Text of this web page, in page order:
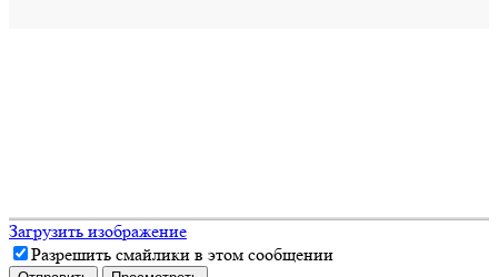
Загрузить изображение
Разрешить смайлики в этом сообщении